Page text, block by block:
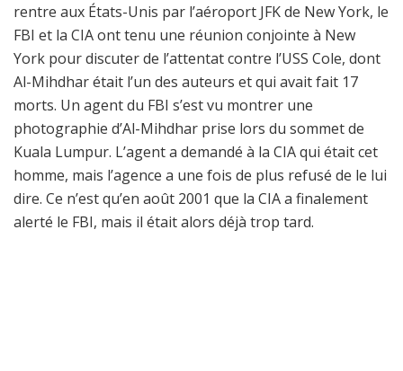
rentre aux États-Unis par l’aéroport JFK de New York, le
FBI et la CIA ont tenu une réunion conjointe à New
York pour discuter de l’attentat contre l’USS Cole, dont
Al-Mihdhar était l’un des auteurs et qui avait fait 17
morts. Un agent du FBI s’est vu montrer une
photographie d’Al-Mihdhar prise lors du sommet de
Kuala Lumpur. L’agent a demandé à la CIA qui était cet
homme, mais l’agence a une fois de plus refusé de le lui
dire. Ce n’est qu’en août 2001 que la CIA a finalement
alerté le FBI, mais il était alors déjà trop tard.